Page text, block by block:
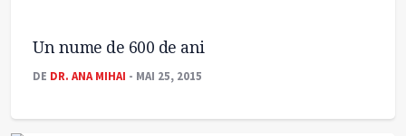
Un nume de 600 de ani
DE DR. ANA MIHAI - MAI 25, 2015